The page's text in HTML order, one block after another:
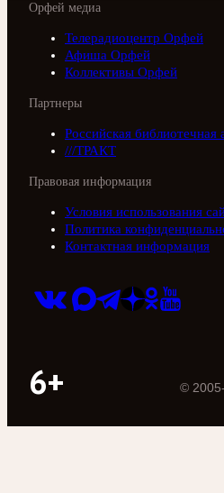
Орфей медиа
Телерадиоцентр Орфей
Афиша Орфей
Коллективы Орфей
Партнеры
Российская
///ТРАКТ
Правовая информация
Условия использования
Политика
Контактная информация
6+ © 2005-